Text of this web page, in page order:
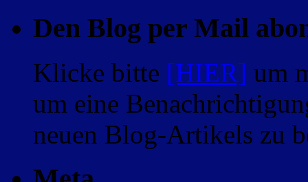
Den Blog per Mail
Klicke bitte [HIER] um
um eine
neuen Blog-Artikels zu